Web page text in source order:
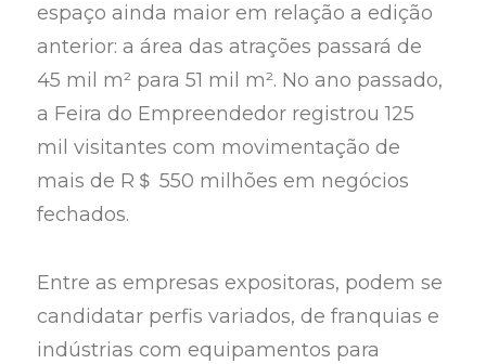
espaço ainda maior em relação a edição
anterior: a área das atrações passará de
45 mil m² para 51 mil m². No ano passado,
a Feira do Empreendedor registrou 125
mil visitantes com movimentação de
mais de R＄ 550 milhões em negócios
fechados.
Entre as empresas expositoras, podem se
candidatar perfis variados, de franquias e
indústrias com equipamentos para